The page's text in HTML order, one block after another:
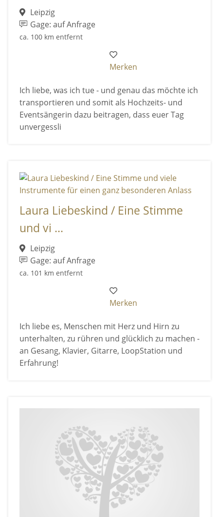
Leipzig
Gage: auf Anfrage
ca. 100 km entfernt
Merken
Ich liebe, was ich tue - und genau das möchte ich
transportieren und somit als Hochzeits- und
Eventsängerin dazu beitragen, dass euer Tag
unvergessli
Laura Liebeskind / Eine Stimme
und vi ...
Leipzig
Gage: auf Anfrage
ca. 101 km entfernt
Merken
Ich liebe es, Menschen mit Herz und Hirn zu
unterhalten, zu rühren und glücklich zu machen -
an Gesang, Klavier, Gitarre, LoopStation und
Erfahrung!